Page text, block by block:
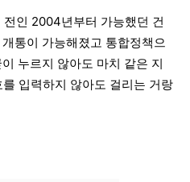
인 2004년부터 가능했던 건
통이 가능해졌고 통합정책으
누르지 않아도 마치 같은 지
입력하지 않아도 걸리는 거랑